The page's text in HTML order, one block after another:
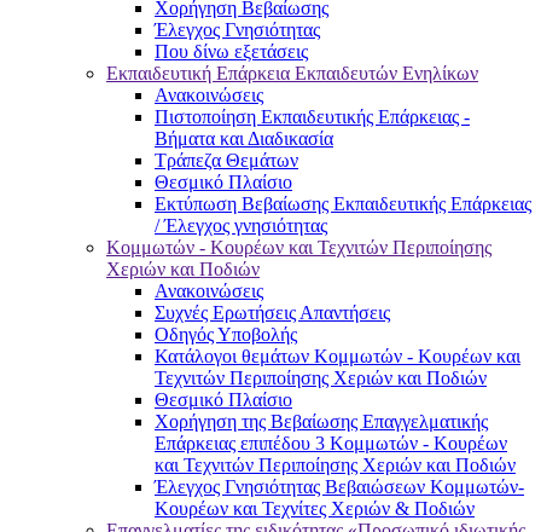
Χορήγηση Βεβαίωσης
Έλεγχος Γνησιότητας
Που δίνω εξετάσεις
Εκπαιδευτική Επάρκεια Εκπαιδευτών Ενηλίκων
Ανακοινώσεις
Πιστοποίηση Εκπαιδευτικής Επάρκειας -
Βήματα και Διαδικασία
Τράπεζα Θεμάτων
Θεσμικό Πλαίσιο
Εκτύπωση Βεβαίωσης Εκπαιδευτικής Επάρκειας
/ Έλεγχος γνησιότητας
Κομμωτών - Κουρέων και Τεχνιτών Περιποίησης
Χεριών και Ποδιών
Ανακοινώσεις
Συχνές Ερωτήσεις Απαντήσεις
Οδηγός Υποβολής
Κατάλογοι θεμάτων Κομμωτών - Κουρέων και
Τεχνιτών Περιποίησης Χεριών και Ποδιών
Θεσμικό Πλαίσιο
Χορήγηση της Βεβαίωσης Επαγγελματικής
Επάρκειας επιπέδου 3 Κομμωτών - Κουρέων
και Τεχνιτών Περιποίησης Χεριών και Ποδιών
Έλεγχος Γνησιότητας Βεβαιώσεων Κομμωτών-
Κουρέων και Τεχνίτες Χεριών & Ποδιών